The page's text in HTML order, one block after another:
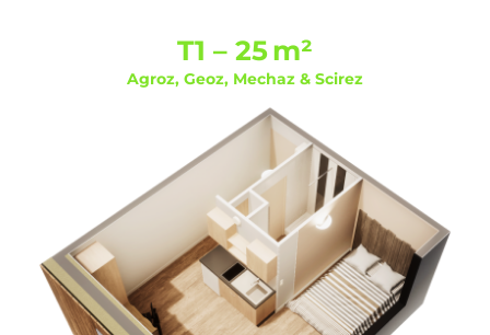
T1 – 25 m²
Agroz, Geoz, Mechaz & Scirez